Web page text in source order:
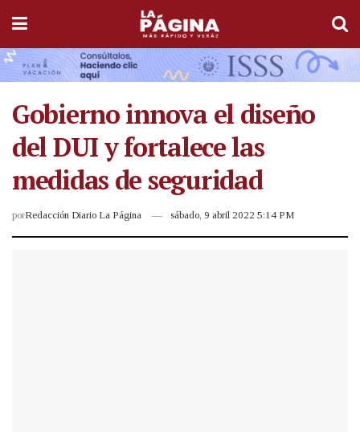
Gobierno innova el diseño
del DUI y fortalece las
medidas de seguridad
porRedacción Diario La Página sábado, 9 abril 2022 5:14 PM